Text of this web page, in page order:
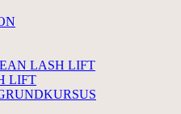
LASH LIFT
LIFT